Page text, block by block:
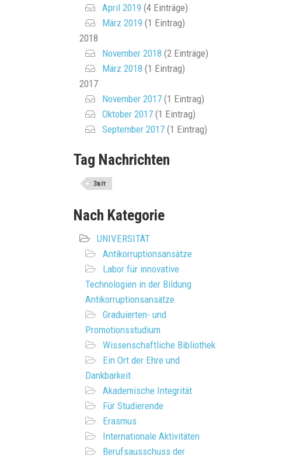
April 2019 (4 Einträge)
März 2019 (1 Eintrag)
2018
November 2018 (2 Einträge)
März 2018 (1 Eintrag)
2017
November 2017(1 Eintrag)
Oktober 2017(1 Eintrag)
September 2017(1 Eintrag)
Tag Nachrichten
Звіт
Nach Kategorie
UNIVERSITÄT
Antikorruptionsansätze
Labor für innovative
Technologien in der Bildung
Antikorruptionsansätze
Graduierten- und
Promotionsstudium
Wissenschaftliche Bibliothek
Ein Ort der Ehre und
Dankbarkeit
Akademische Integrität
Für Studierende
Erasmus
Internationale Aktivitäten
Berufsausschuss der